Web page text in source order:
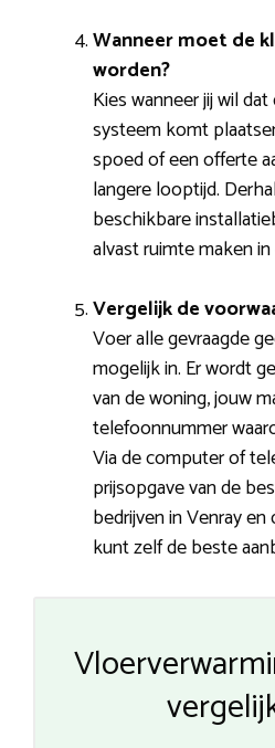
Wanneer moet de
worden?
Kies wanneer jij wil
systeem komt
spoed of een offerte
langere looptijd.
beschikbare
alvast ruimte maken in
Vergelijk de
Voer alle gevraagde
mogelijk in. Er wordt
van de woning, jouw
telefoonnummer
Via de computer of
prijsopgave van de
bedrijven in Venray
kunt zelf de beste